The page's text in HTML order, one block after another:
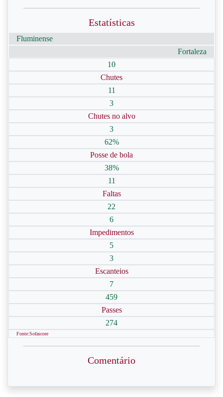
Estatísticas
Fluminense
Fortaleza
10
Chutes
11
3
Chutes no alvo
3
62%
Posse de bola
38%
11
Faltas
22
6
Impedimentos
5
3
Escanteios
7
459
Passes
274
Fonte:Sofascore
Comentário